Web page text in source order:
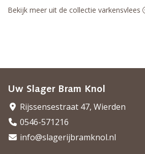
Bekijk meer uit de collectie varkensvlees
Uw Slager Bram Knol
Rijssensestraat 47, Wierden
0546-571216
info@slagerijbramknol.nl